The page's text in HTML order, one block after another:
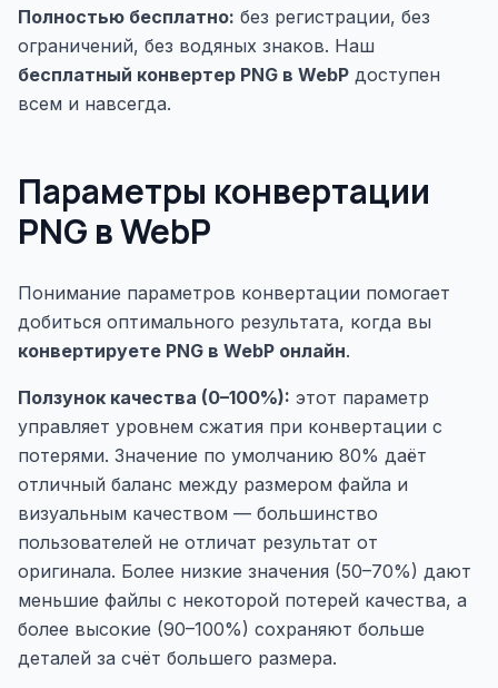
Полностью бесплатно: без регистрации, без
ограничений, без водяных знаков. Наш
бесплатный конвертер PNG в WebP доступен
всем и навсегда.
Параметры конвертации
PNG в WebP
Понимание параметров конвертации помогает
добиться оптимального результата, когда вы
конвертируете PNG в WebP онлайн.
Ползунок качества (0–100%): этот параметр
управляет уровнем сжатия при конвертации с
потерями. Значение по умолчанию 80% даёт
отличный баланс между размером файла и
визуальным качеством — большинство
пользователей не отличат результат от
оригинала. Более низкие значения (50–70%) дают
меньшие файлы с некоторой потерей качества, а
более высокие (90–100%) сохраняют больше
деталей за счёт большего размера.